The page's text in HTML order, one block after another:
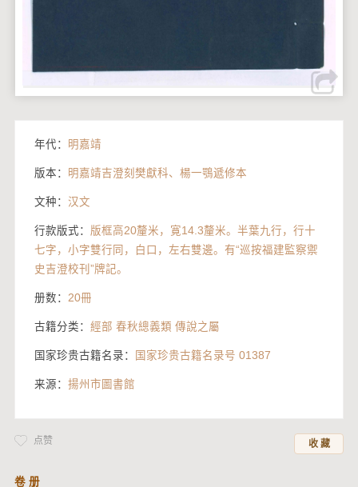
年代： 明嘉靖
版本： 明嘉靖吉澄刻樊獻科、楊一鶚遞修本
文种： 汉文
行款版式： 版框高20釐米，寛14.3釐米。半葉九行，行十
七字，小字雙行同，白口，左右雙邊。有“巡按福建監察禦
史吉澄校刊”牌記。
册数： 20冊
古籍分类： 經部 春秋總義類 傳說之屬
国家珍贵古籍名录： 国家珍贵古籍名录号 01387
来源： 揚州市圖書館
收 藏
点赞
卷 册